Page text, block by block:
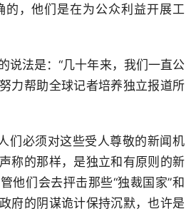
的，他们是在为公众利益开展工
说法是：“几十年来，我们一直公
力帮助全球记者培养独立报道所
们必须对这些受人尊敬的新闻机
称的那样，是独立和有原则的新
他们会去抨击那些“独裁国家”和
府的阴谋诡计保持沉默，也许是